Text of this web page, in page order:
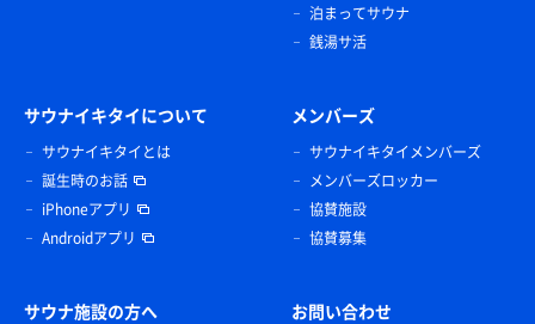
泊まってサウナ
銭湯サ活
サウナイキタイについて
サウナイキタイとは
誕生時のお話
iPhoneアプリ
Androidアプリ
メンバーズ
サウナイキタイメンバーズ
メンバーズロッカー
協賛施設
協賛募集
サウナ施設の方へ お問い合わせ